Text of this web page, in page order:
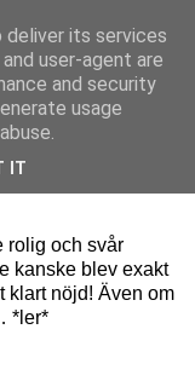
rolig och svår
kanske blev exakt
klart nöjd! Även om
*ler*
its services
user-agent are
and security
usage
IT